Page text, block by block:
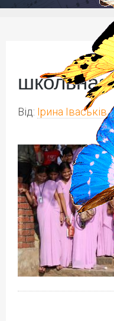
Від: Ірина Іваськів